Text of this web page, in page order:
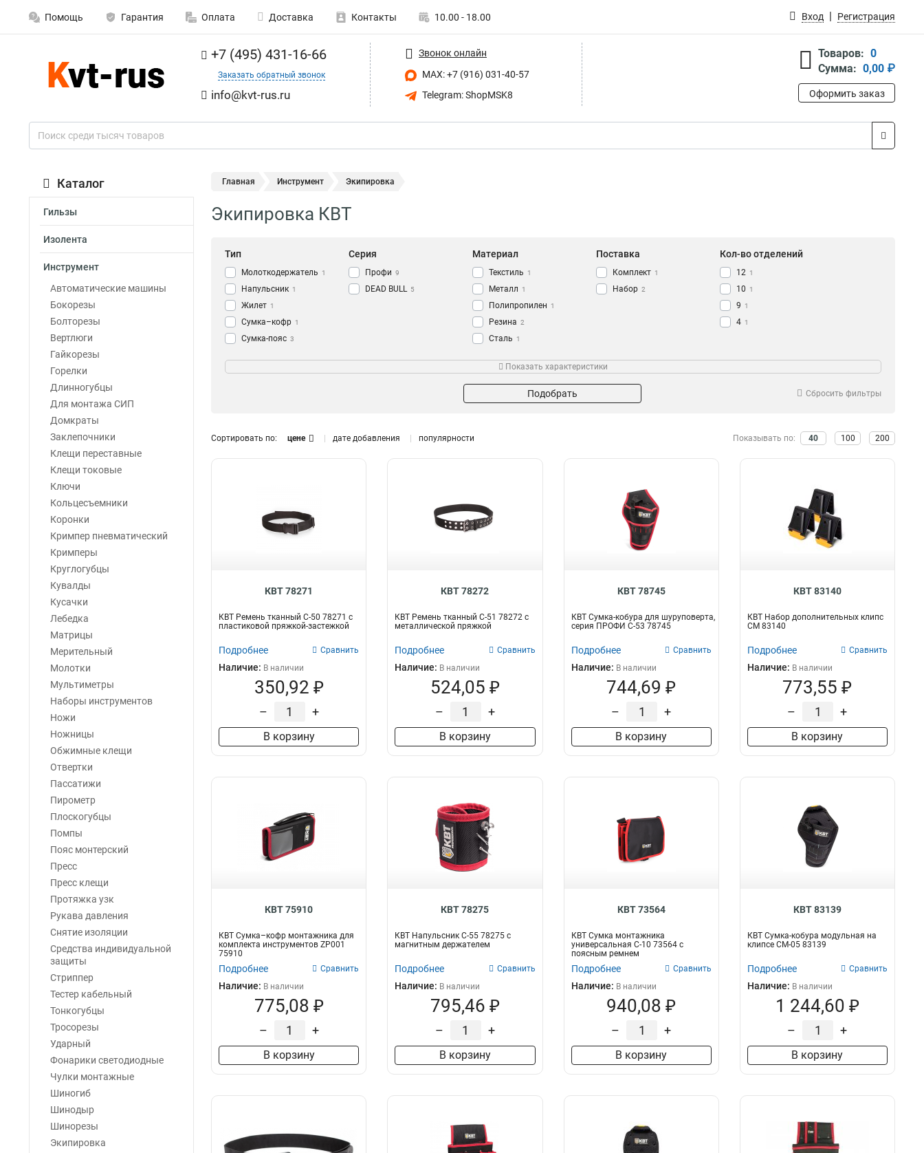
Помощь Гарантия Оплата Доставка Контакты 10.00 - 18.00 Вход Регистрация
+7 (495) 431-16-66
Заказать обратный звонок
info@kvt-rus.ru
Звонок онлайн
MAX: +7 (916) 031-40-57
Telegram: ShopMSK8
Товаров: 0
Сумма: 0,00 ₽
Оформить заказ
Каталог
Гильзы
Изолента
Инструмент
Автоматические машины
Бокорезы
Болторезы
Вертлюги
Гайкорезы
Горелки
Длинногубцы
Для монтажа СИП
Домкраты
Заклепочники
Клещи переставные
Клещи токовые
Ключи
Кольцесъемники
Коронки
Кримпер пневматический
Кримперы
Круглогубцы
Кувалды
Кусачки
Лебедка
Матрицы
Мерительный
Молотки
Мультиметры
Наборы инструментов
Ножи
Ножницы
Обжимные клещи
Отвертки
Пассатижи
Пирометр
Плоскогубцы
Помпы
Пояс монтерский
Пресс
Пресс клещи
Протяжка узк
Рукава давления
Снятие изоляции
Средства индивидуальной
защиты
Стриппер
Тестер кабельный
Тонкогубцы
Тросорезы
Ударный
Фонарики светодиодные
Чулки монтажные
Шиногиб
Шинодыр
Шинорезы
Экипировка
Главная Инструмент Экипировка
Экипировка КВТ
Тип
Молоткодержатель 1
Напульсник 1
Жилет 1
Сумка–кофр 1
Сумка-пояс 3
Пояс-кушак 2
Клипса 6
Серия
Профи 9
DEAD BULL 5
Материал
Текстиль 1
Металл 1
Полипропилен 1
Резина 2
Сталь 1
Пластик 2
Поставка
Комплект 1
Набор 2
Кол-во отделений
12 1
10 1
9 1
4 1
Магнитный 1
Двойной
Жесткий 5
Показать характеристики
Подобрать Сбросить фильтры
Сортировать по: цене дате добавления популярности Показывать по: 40 100 200
КВТ 78271
КВТ Ремень тканный С-50 78271 с
пластиковой пряжкой-застежкой
Подробнее Сравнить
Наличие: В наличии
350,92 ₽
– +
В корзину
КВТ 78272
КВТ Ремень тканный С-51 78272 с
металлической пряжкой
Подробнее Сравнить
Наличие: В наличии
524,05 ₽
– +
В корзину
КВТ 78745
КВТ Сумка-кобура для шуруповерта,
серия ПРОФИ С-53 78745
Подробнее Сравнить
Наличие: В наличии
744,69 ₽
– +
В корзину
КВТ 83140
КВТ Набор дополнительных клипс
СМ 83140
Подробнее Сравнить
Наличие: В наличии
773,55 ₽
– +
В корзину
КВТ 75910
КВТ Сумка–кофр монтажника для
комплекта инструментов ZP001
75910
Подробнее Сравнить
Наличие: В наличии
775,08 ₽
– +
В корзину
КВТ 78275
КВТ Напульсник С-55 78275 с
магнитным держателем
Подробнее Сравнить
Наличие: В наличии
795,46 ₽
– +
В корзину
КВТ 73564
КВТ Сумка монтажника
универсальная С-10 73564 с
поясным ремнем
Подробнее Сравнить
Наличие: В наличии
940,08 ₽
– +
В корзину
КВТ 83139
КВТ Сумка-кобура модульная на
клипсе СМ-05 83139
Подробнее Сравнить
Наличие: В наличии
1 244,60 ₽
– +
В корзину